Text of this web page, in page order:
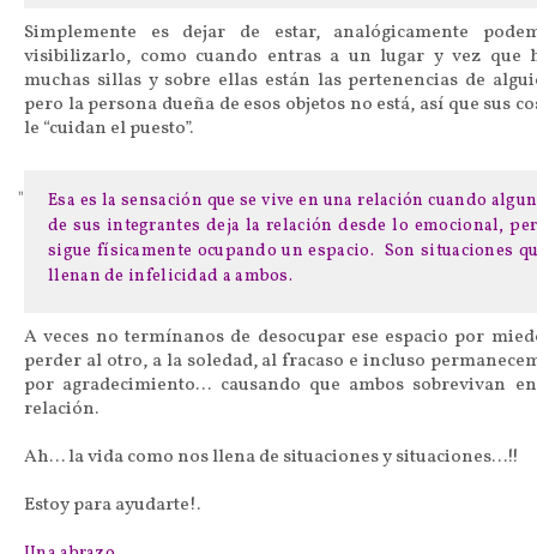
Simplemente es dejar de estar, analógicamente
visibilizarlo, como cuando entras a un lugar y vez que
muchas sillas y sobre ellas están las pertenencias de
pero la persona dueña de esos objetos no está, así que sus
le “cuidan el puesto”.
Esa es la sensación que se vive en una relación cuando
de sus integrantes deja la relación desde lo emocional,
sigue físicamente ocupando un espacio. Son situaciones
llenan de infelicidad a ambos.
A veces no termínanos de desocupar ese espacio por
perder al otro, a la soledad, al fracaso e incluso
por agradecimiento… causando que ambos sobrevivan
relación.
Ah… la vida como nos llena de situaciones y situaciones…!!
Estoy para ayudarte!.